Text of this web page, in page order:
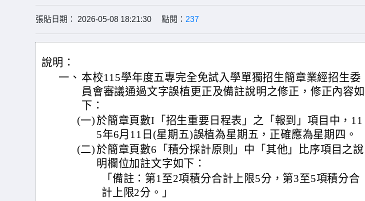
張貼日期： 2026-05-08 18:21:30 點閱： 237
說明：
一、 本校115學年度五專完全免試入學單獨招生簡章業經招生委
員會審議通過文字誤植更正及備註說明之修正，修正內容如
下：
(一) 於簡章頁數I「招生重要日程表」之「報到」項目中，11
5年6月11日(星期五)誤植為星期五，正確應為星期四。
(二) 於簡章頁數6「積分採計原則」中「其他」比序項目之說
明欄位加註文字如下：
「備註：第1至2項積分合計上限5分，第3至5項積分合
計上限2分。」